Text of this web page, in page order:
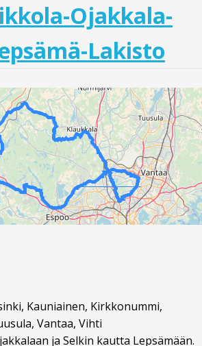
Ojakkala-
Lakisto
Kauniainen, Kirkkonummi,
Vantaa, Vihti
ja Selkin kautta Lepsämään.